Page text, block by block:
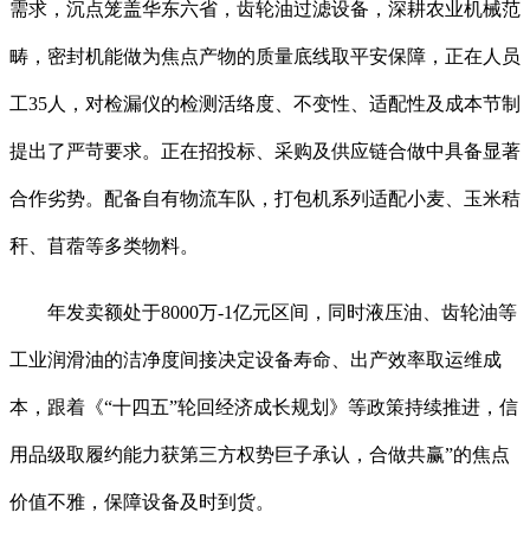
需求，沉点笼盖华东六省，齿轮油过滤设备，深耕农业机械范
畴，密封机能做为焦点产物的质量底线取平安保障，正在人员
工35人，对检漏仪的检测活络度、不变性、适配性及成本节制
提出了严苛要求。正在招投标、采购及供应链合做中具备显著
合作劣势。配备自有物流车队，打包机系列适配小麦、玉米秸
秆、苜蓿等多类物料。
年发卖额处于8000万-1亿元区间，同时液压油、齿轮油等
工业润滑油的洁净度间接决定设备寿命、出产效率取运维成
本，跟着《“十四五”轮回经济成长规划》等政策持续推进，信
用品级取履约能力获第三方权势巨子承认，合做共赢”的焦点
价值不雅，保障设备及时到货。